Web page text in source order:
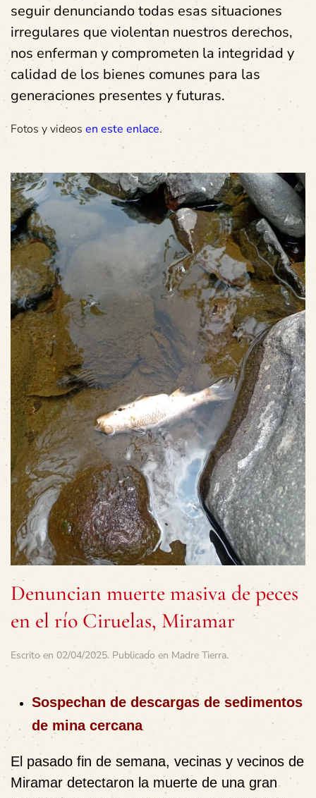
seguir denunciando todas esas situaciones
irregulares que violentan nuestros derechos,
nos enferman y comprometen la integridad y
calidad de los bienes comunes para las
generaciones presentes y futuras.
Fotos y videos en este enlace.
Denuncian muerte masiva de peces
en el río Ciruelas, Miramar
Escrito en 02/04/2025. Publicado en Madre Tierra.
Sospechan de descargas de sedimentos
de mina cercana
El pasado fin de semana, vecinas y vecinos de
Miramar detectaron la muerte de una gran